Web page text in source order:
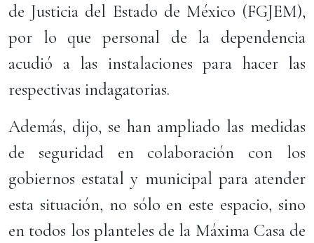
de Justicia del Estado de México (FGJEM),
por lo que personal de la dependencia
acudió a las instalaciones para hacer las
respectivas indagatorias.
Además, dijo, se han ampliado las medidas
de seguridad en colaboración con los
gobiernos estatal y municipal para atender
esta situación, no sólo en este espacio, sino
en todos los planteles de la Máxima Casa de